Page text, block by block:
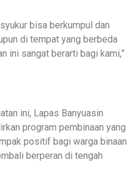
bisa berkumpul dan
di tempat yang berbeda
ini sangat berarti bagi kami,”
ini, Lapas Banyuasin
program pembinaan yang
positif bagi warga binaan
berperan di tengah